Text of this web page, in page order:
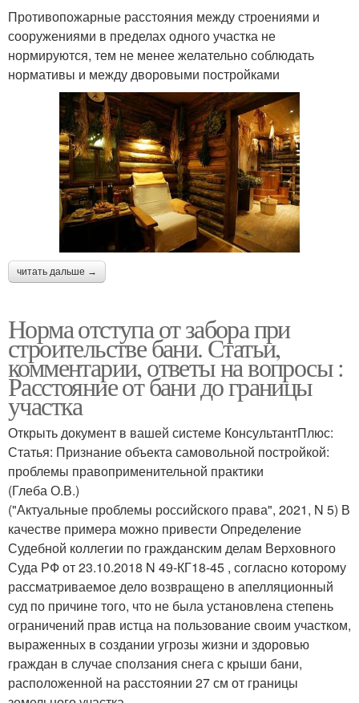
Противопожарные расстояния между строениями и
сооружениями в пределах одного участка не
нормируются, тем не менее желательно соблюдать
нормативы и между дворовыми постройками
читать дальше →
Норма отступа от забора при
строительстве бани. Статьи,
комментарии, ответы на вопросы :
Расстояние от бани до границы
участка
Открыть документ в вашей системе КонсультантПлюс:
Статья: Признание объекта самовольной постройкой:
проблемы правоприменительной практики
(Глеба О.В.)
("Актуальные проблемы российского права", 2021, N 5) В
качестве примера можно привести Определение
Судебной коллегии по гражданским делам Верховного
Суда РФ от 23.10.2018 N 49-КГ18-45 , согласно которому
рассматриваемое дело возвращено в апелляционный
суд по причине того, что не была установлена степень
ограничений прав истца на пользование своим участком,
выраженных в создании угрозы жизни и здоровью
граждан в случае сползания снега с крыши бани,
расположенной на расстоянии 27 см от границы